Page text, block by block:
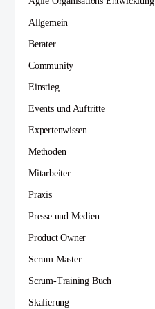
Allgemein
Berater
Community
Einstieg
Events und Auftritte
Expertenwissen
Methoden
Mitarbeiter
Praxis
Presse und Medien
Product Owner
Scrum Master
Scrum-Training Buch
Skalierung